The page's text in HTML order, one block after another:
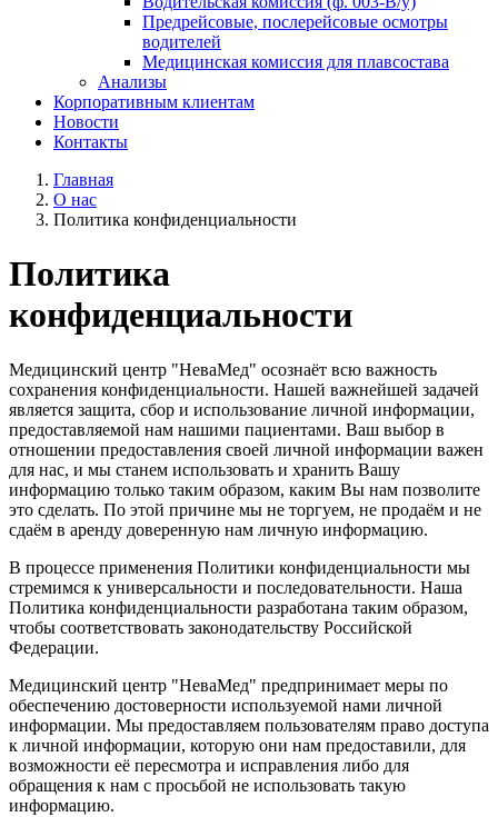
Предрейсовые, послерейсовые осмотры
водителей
Медицинская комиссия для плавсостава
Анализы
Корпоративным клиентам
Новости
Контакты
Главная
О нас
Политика конфиденциальности
Политика
конфиденциальности
Медицинский центр "НеваМед" осознаёт всю важность
сохранения конфиденциальности. Нашей важнейшей задачей
является защита, сбор и использование личной информации,
предоставляемой нам нашими пациентами. Ваш выбор в
отношении предоставления своей личной информации важен
для нас, и мы станем использовать и хранить Вашу
информацию только таким образом, каким Вы нам позволите
это сделать. По этой причине мы не торгуем, не продаём и не
сдаём в аренду доверенную нам личную информацию.
В процессе применения Политики конфиденциальности мы
стремимся к универсальности и последовательности. Наша
Политика конфиденциальности разработана таким образом,
чтобы соответствовать законодательству Российской
Федерации.
Медицинский центр "НеваМед" предпринимает меры по
обеспечению достоверности используемой нами личной
информации. Мы предоставляем пользователям право доступа
к личной информации, которую они нам предоставили, для
возможности её пересмотра и исправления либо для
обращения к нам с просьбой не использовать такую
информацию.